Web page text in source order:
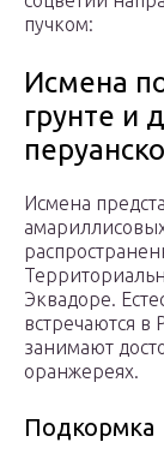
пучком:
Исмена
грунте и
Исмена
Эквадоре.
встречаются в
занимают
оранжереях.
Подкормка